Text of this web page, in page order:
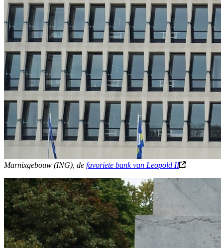
Marnixgebouw (ING), de favoriete bank van Leopold II